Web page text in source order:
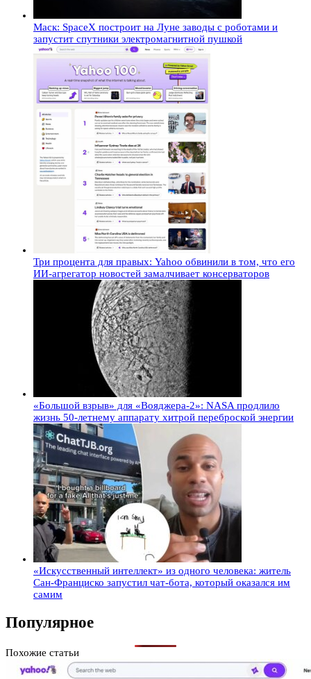
Маск: SpaceX построит на Луне заводы с роботами и
запустит спутники электромагнитной пушкой
Три процента для правых: Yahoo обвинили в том, что его
ИИ-агрегатор новостей замалчивает консерваторов
«Большой взрыв» для «Вояджера-2»: NASA продлило
жизнь 50-летнему аппарату хитрой переброской энергии
«Искусственный интеллект» из одного человека: житель
Сан-Франциско запустил чат-бота, который оказался им
самим
Популярное
Похожие статьи